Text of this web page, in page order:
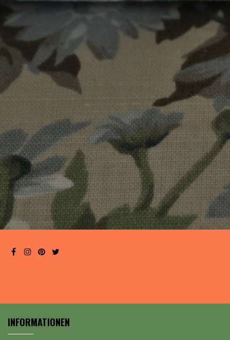
INFORMATIONEN